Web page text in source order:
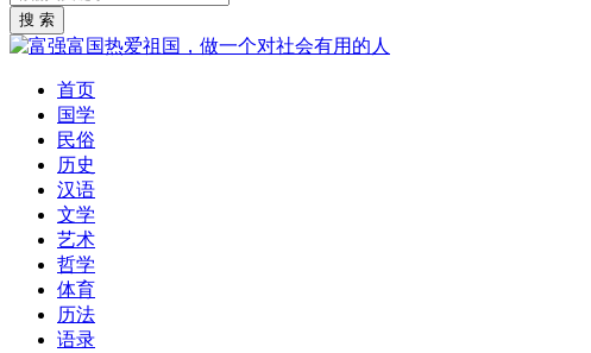
首页
国学
民俗
历史
汉语
文学
艺术
哲学
体育
历法
语录